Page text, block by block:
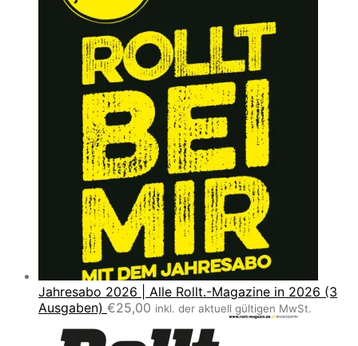
Jahresabo 2026 | Alle Rollt.-Magazine in 2026 (3
Ausgaben) €25,00 inkl. der aktuell gültigen MwSt.